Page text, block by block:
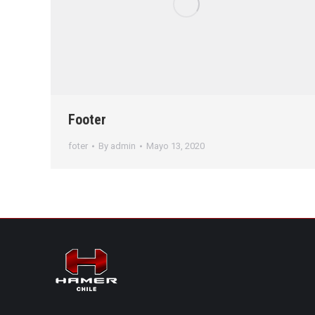
Footer
foter By admin Mayo 13, 2020